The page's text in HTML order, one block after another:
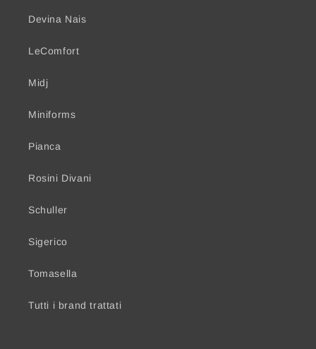
Devina Nais
LeComfort
Midj
Miniforms
Pianca
Rosini Divani
Schuller
Sigerico
Tomasella
Tutti i brand trattati